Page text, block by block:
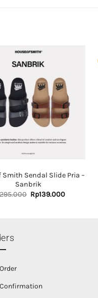
Smith Sendal Slide Pria –
Sanbrik
Original
price
Rp139.000Current